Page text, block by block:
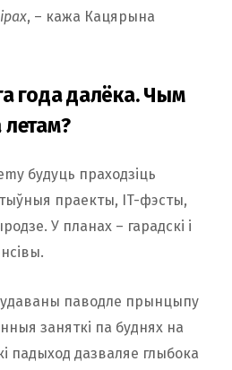
, – кажа Кацярына
года далёка. Чым
будуць праходзіць
праекты, IT-фэсты,
У планах – гарадскі і
паводле прынцыпу
заняткі па буднях на
падыход дазваляе глыбока